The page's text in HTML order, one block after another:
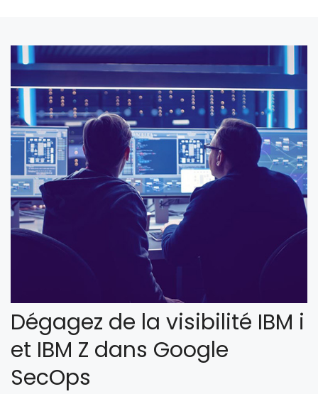
Dégagez de la visibilité IBM i
et IBM Z dans Google
SecOps